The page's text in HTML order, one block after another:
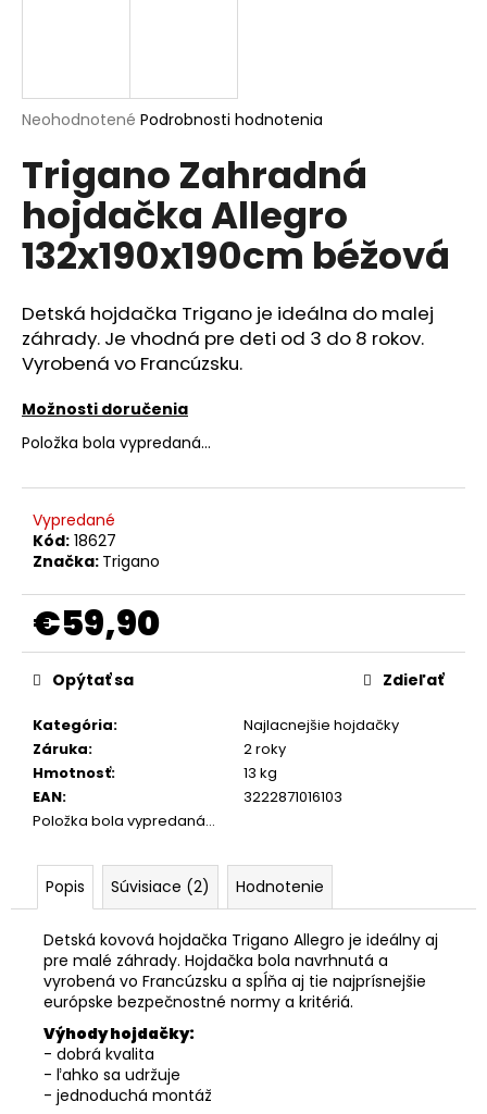
Priemerné
produktu
0,0
5
hviezdičiek.
Neohodnotené Podrobnosti hodnotenia
Trigano Zahradná
hojdačka Allegro
132x190x190cm béžová
Detská hojdačka Trigano je ideálna do malej
záhrady. Je vhodná pre deti od 3 do 8 rokov.
Vyrobená vo Francúzsku.
Možnosti doručenia
Položka bola vypredaná…
Vypredané
Kód: 18627
Značka: Trigano
€59,90
Jednotková
cena:
Kategória:
Najlacnejšie hojdačky
Záruka:
2 roky
Hmotnosť:
13 kg
EAN:
3222871016103
Položka bola vypredaná…
Opýtať sa Zdieľať
Popis Súvisiace (2) Hodnotenie
Detská kovová hojdačka Trigano Allegro je ideálny aj
pre malé záhrady. Hojdačka bola navrhnutá a
vyrobená vo Francúzsku a spĺňa aj tie najprísnejšie
európske bezpečnostné normy a kritériá.
Výhody hojdačky:
- dobrá kvalita
- ľahko sa udržuje
- jednoduchá montáž
?
HĽADAŤ
O
d
p
o
r
ú
č
m
e
DIGITÁLNY
TEPLOMER
NA
VODOVODNÉ
ARMATÚRY
A
00646
€13,18